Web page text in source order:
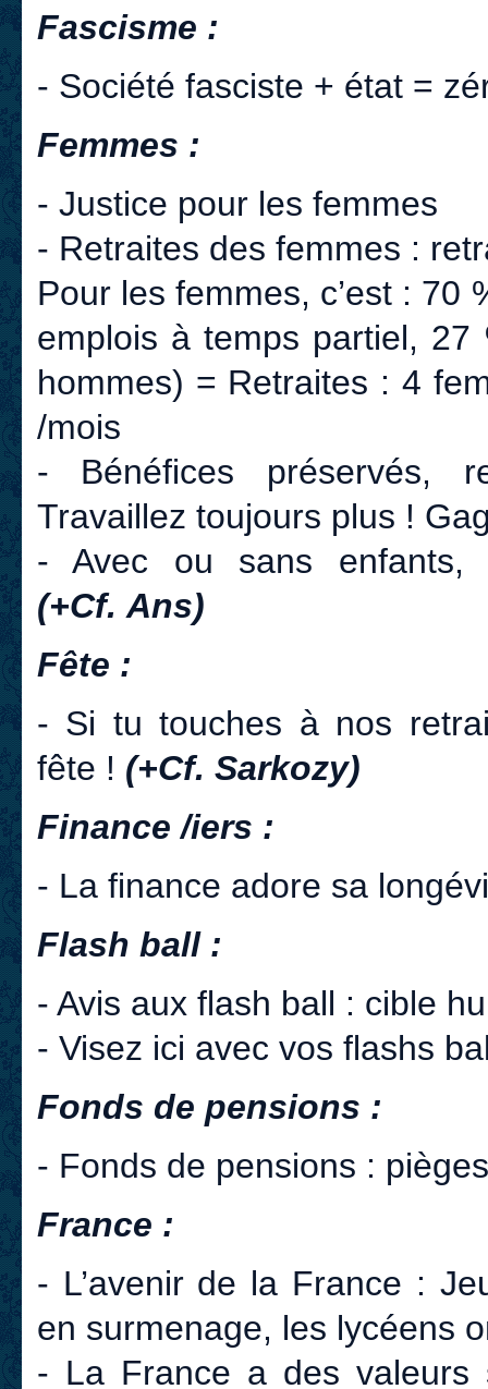
Fascisme :
- Société fasciste + état =
Femmes :
- Justice pour les femmes
- Retraites des femmes :
Pour les femmes, c’est : 70
emplois à temps partiel,
hommes) = Retraites : 4
/mois
- Bénéfices préservés,
Travaillez toujours plus !
- Avec ou sans
(+Cf. Ans)
Fête :
- Si tu touches à nos
fête ! (+Cf. Sarkozy)
Finance /iers :
- La finance adore sa
Flash ball :
- Avis aux flash ball : cible
- Visez ici avec vos flashs
Fonds de pensions :
- Fonds de pensions :
France :
- L’avenir de la France :
en surmenage, les lycéens
- La France a des valeurs